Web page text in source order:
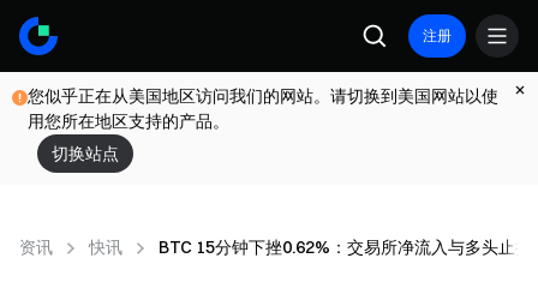
注册
您似乎正在从美国地区访问我们的网站。请切换到美国网站以使
用您所在地区支持的产品。
切换站点
资讯 快讯 BTC 15分钟下挫0.62%：交易所净流入与多头止